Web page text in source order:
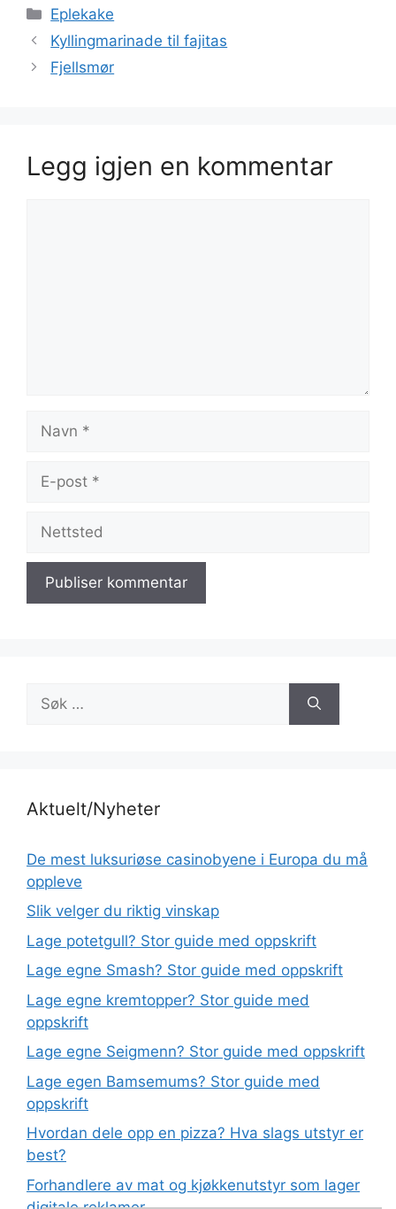
Kategorier
Eplekake
Kyllingmarinade til fajitas
Fjellsmør
Legg igjen en kommentar
post
etter:
Aktuelt/Nyheter
De mest luksuriøse casinobyene i Europa du må
oppleve
Slik velger du riktig vinskap
Lage potetgull? Stor guide med oppskrift
Lage egne Smash? Stor guide med oppskrift
Lage egne kremtopper? Stor guide med
oppskrift
Lage egne Seigmenn? Stor guide med oppskrift
Lage egen Bamsemums? Stor guide med
oppskrift
Hvordan dele opp en pizza? Hva slags utstyr er
best?
Forhandlere av mat og kjøkkenutstyr som lager